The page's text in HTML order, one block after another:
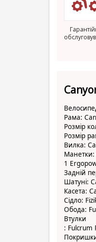
Рама:
Розмір
Розмір
Вилка:
Манетки:
1
Задній
Шатуні:
Касета:
Сідло:
Обода:
Втулки
: Fulcrum